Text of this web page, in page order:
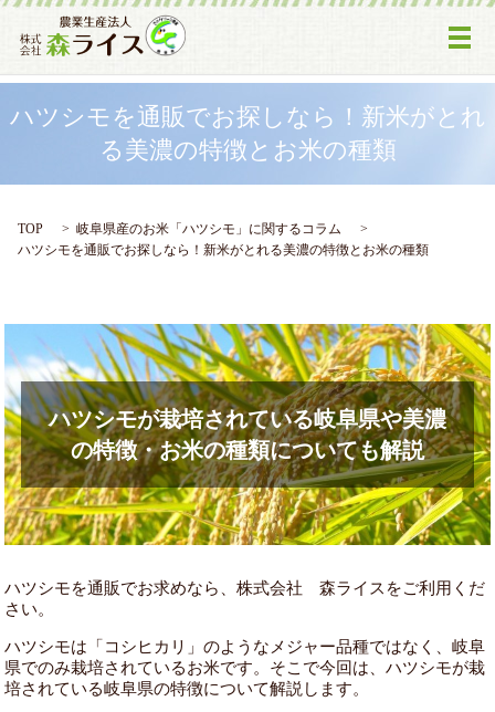
メ
ハツシモを通販でお探しなら！新米がとれ
る美濃の特徴とお米の種類
TOP
岐阜県産のお米「ハツシモ」に関するコラム
ハツシモを通販でお探しなら！新米がとれる美濃の特徴とお米の種類
ハツシモが栽培されている岐阜県や美濃
の特徴・お米の種類についても解説
ハツシモを通販でお求めなら、株式会社 森ライスをご利用くだ
さい。
ハツシモは「コシヒカリ」のようなメジャー品種ではなく、岐阜
県でのみ栽培されているお米です。そこで今回は、ハツシモが栽
培されている岐阜県の特徴について解説します。